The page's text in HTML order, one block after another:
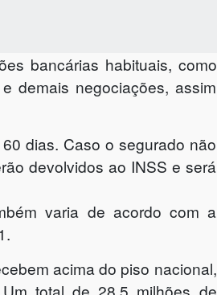
bancárias habituais, como
demais negociações, assim
dias. Caso o segurado não
devolvidos ao INSS e será
varia de acordo com a
acima do piso nacional,
total de 28,5 milhões de